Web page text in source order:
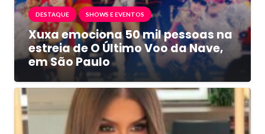
DESTAQUE SHOWS E EVENTOS
Xuxa emociona 50 mil pessoas na
estreia de O Último Voo da Nave,
em São Paulo